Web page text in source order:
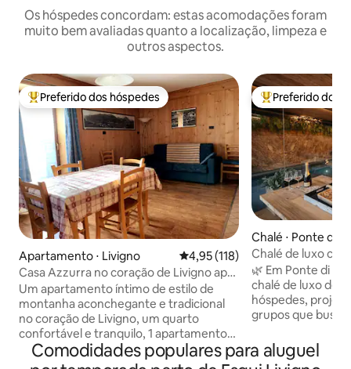
Os hóspedes concordam: estas acomodações foram
muito bem avaliadas quanto a localização, limpeza e
outros aspectos.
Entre os melhores preferidos dos hóspedes
Preferido dos hóspedes
Apartamento ⋅ Livigno 4,95 de uma avaliação média de
4,95 (118)
Casa Azzurra no coração de Livigno apt.
C
Um apartamento íntimo de estilo de
montanha aconchegante e tradicional
no coração de Livigno, um quarto
confortável e tranquilo, 1 apartamento
com banheiro privativo na Via Pontiglia.
Perto do centro da cidade, paradas de
Entre os
Preferido dos
Chalé ⋅ Ponte di
Chalé de luxo
sauna e jardim
🌿 Em Ponte di
chalé de luxo de
hóspedes,
grupos que
privado e SPA
cada estadia em
Comodidades populares para aluguel